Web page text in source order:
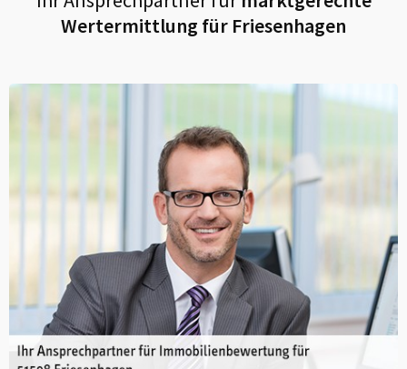
Wertermittlung für Friesenhagen